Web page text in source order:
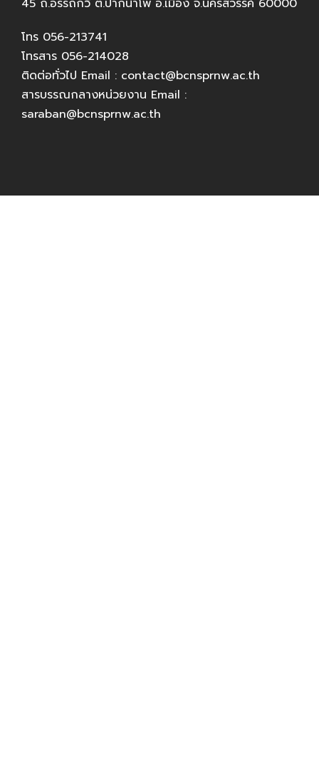
45 ถ.อรรถกวี ต.ปากน้ำโพ อ.เมือง จ.นครสวรรค์ 60000
โทร 056-213741
โทรสาร 056-214028
ติดต่อทั่วไป Email : contact@bcnsprnw.ac.th
สารบรรณกลางหน่วยงาน Email :
saraban@bcnsprnw.ac.th